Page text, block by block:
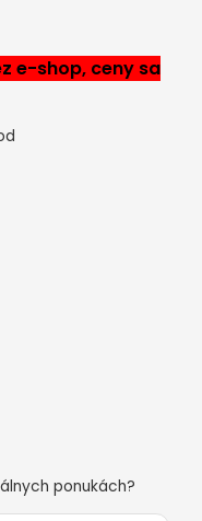
e-shop, ceny sa
ponukách?